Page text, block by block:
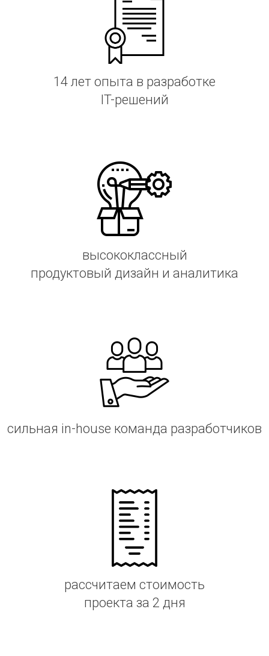
14 лет опыта в разработке
IT-решений
высококлассный
продуктовый дизайн и аналитика
сильная in-house команда разработчиков
рассчитаем стоимость
проекта за 2 дня